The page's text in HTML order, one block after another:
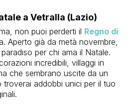
a Vetralla (Lazio)
non puoi perderti il Regno di
Aperto già da metà novembre,
per chi ama il Natale.
incredibili, villaggi in
che sembrano uscite da un
troverai addobbi unici per il tuo